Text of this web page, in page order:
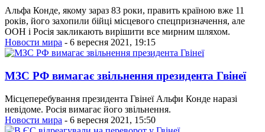
Альфа Конде, якому зараз 83 роки, править країною вже 11
років, його захопили бійці місцевого спецпризначення, але
ООН і Росія закликають вирішити все мирним шляхом.
Новости мира - 6 вересня 2021, 19:15
МЗС РФ вимагає звільнення президента Гвінеї
Місцеперебування президента Гвінеї Альфи Конде наразі
невідоме. Росія вимагає його звільнення.
Новости мира - 6 вересня 2021, 15:50